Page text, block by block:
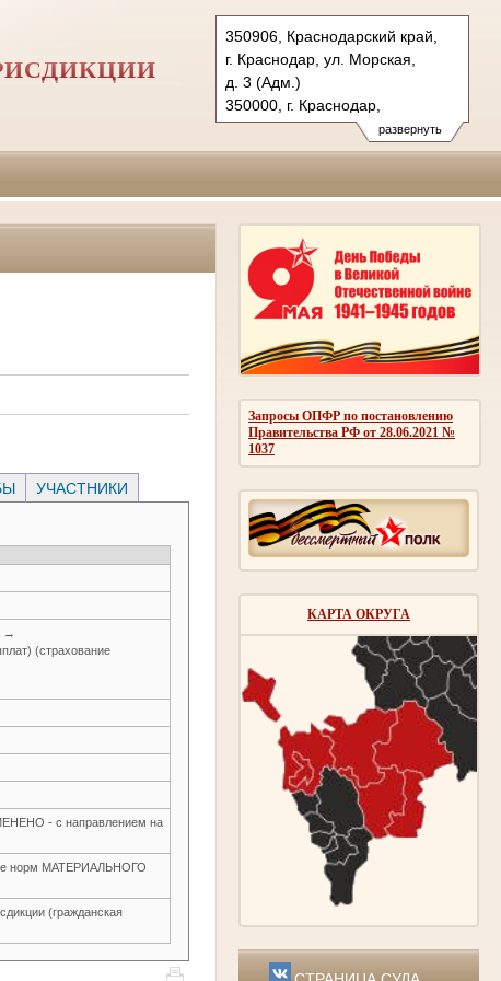
развернуть
350906, Краснодарский край,
г. Краснодар, ул. Морская,
д. 3 (Адм.)
350000, г. Краснодар,
ул. Красная, д.113 (Уг.)
350907, г. Краснодар,
Тел.: (861) 219-24-00
Запросы ОПФР по постановлению
Правительства РФ от 28.06.2021 №
1037
КАРТА ОКРУГА
УЧАСТНИКИ
→
(страхование
- с направлением на
норм МАТЕРИАЛЬНОГО
(гражданская